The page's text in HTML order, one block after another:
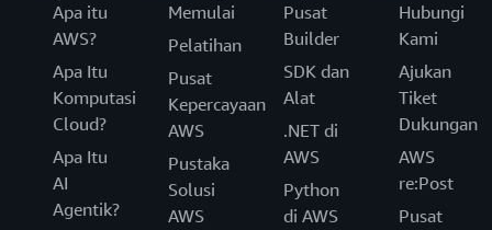
Apa itu
AWS?
Apa Itu
Komputasi
Cloud?
Apa Itu
AI
Agentik?
Memulai
Pelatihan
Pusat
Kepercayaan
AWS
Pustaka
Solusi
AWS
Pusat
Builder
SDK dan
Alat
.NET di
AWS
Python
di AWS
Hubungi
Kami
Ajukan
Tiket
Dukungan
AWS
re:Post
Pusat